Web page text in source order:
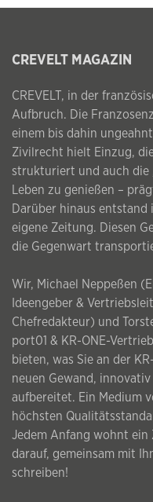
CREVELT MAGAZIN
CREVELT, in der
Aufbruch. Die
einem bis dahin
Zivilrecht hielt Einzug,
strukturiert und auch die
Leben zu genießen –
Darüber hinaus entstand
eigene Zeitung. Diesen
die Gegenwart
Wir, Michael Neppeßen
Ideengeber &
Chefredakteur) und
port01 & KR-ONE-
bieten, was Sie an der
neuen Gewand,
aufbereitet. Ein Medium
höchsten
Jedem Anfang wohnt ein
darauf, gemeinsam mit
schreiben!